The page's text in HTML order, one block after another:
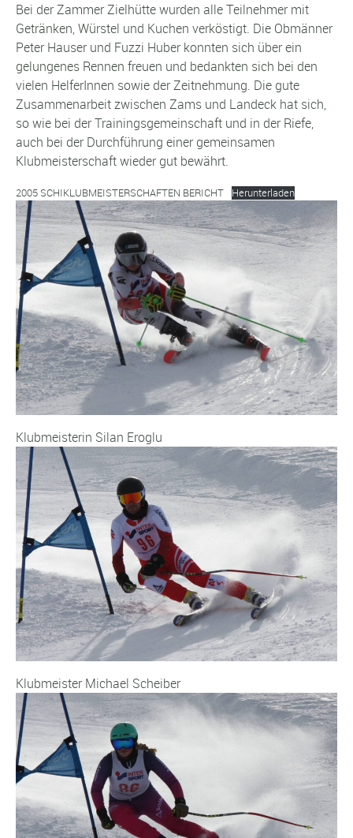
Bei der Zammer Zielhütte wurden alle Teilnehmer mit
Getränken, Würstel und Kuchen verköstigt. Die Obmänner
Peter Hauser und Fuzzi Huber konnten sich über ein
gelungenes Rennen freuen und bedankten sich bei den
vielen HelferInnen sowie der Zeitnehmung. Die gute
Zusammenarbeit zwischen Zams und Landeck hat sich,
so wie bei der Trainingsgemeinschaft und in der Riefe,
auch bei der Durchführung einer gemeinsamen
Klubmeisterschaft wieder gut bewährt.
2005 SCHIKLUBMEISTERSCHAFTEN BERICHT Herunterladen
Klubmeisterin Silan Eroglu
Klubmeister Michael Scheiber